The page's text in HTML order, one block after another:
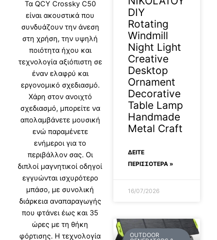
Τα QCY Crossky C50
είναι ακουστικά που
συνδυάζουν την άνεση
στη χρήση, την υψηλή
ποιότητα ήχου και
τεχνολογία αξιόπιστη σε
έναν ελαφρύ και
εργονομικό σχεδιασμό.
Χάρη στον ανοιχτό
σχεδιασμό, μπορείτε να
απολαμβάνετε μουσική
ενώ παραμένετε
ενήμεροι για το
περιβάλλον σας. Οι
διπλοί μαγνητικοί οδηγοί
εγγυώνται ισχυρότερο
μπάσο, με συνολική
διάρκεια αναπαραγωγής
που φτάνει έως και 35
ώρες με τη θήκη
φόρτισης. Η τεχνολογία
DIY
Rotating
Windmill
Night Light
Creative
Desktop
Ornament
Decorative
Table Lamp
Handmade
Metal Craft
ΔΕΊΤΕ
ΠΕΡΙΣΣΟΤΕΡΑ »
16/07/2026
OUTDOOR